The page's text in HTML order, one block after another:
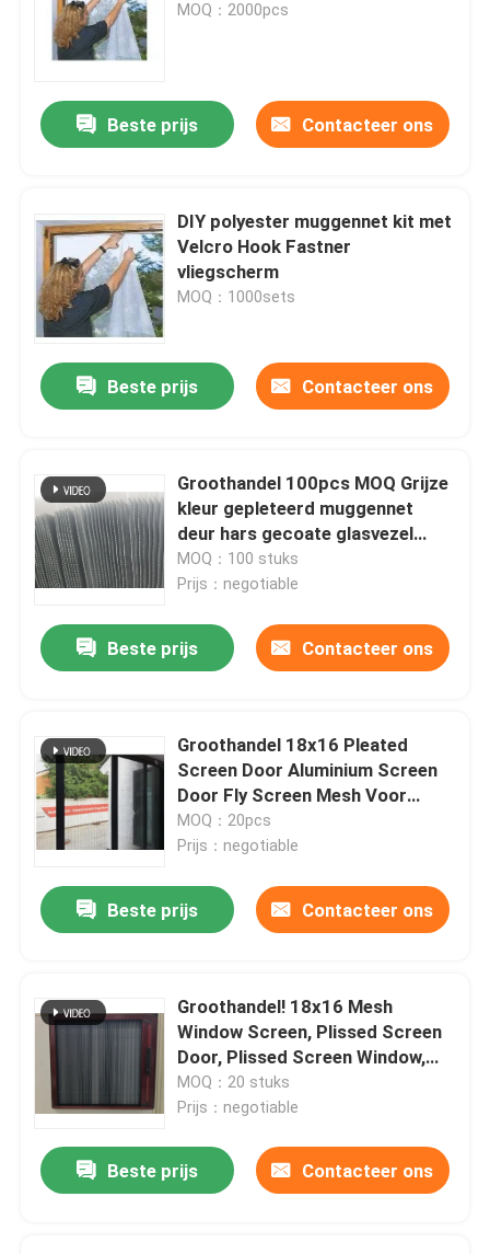
Russian website
Magnetisch gaasdeurengordijn
PE Netto Schaduw
Netto landbouwinsect
PE Geteerd zeildoek
Kunststof gaas
nylon kabelband
Magnetisch plastic deurgordijn
velcrohaak en lijn
Polypropyleengrondbedekking
MOQ：2000pcs
Beste prijs Contacteer ons
DIY polyester muggennet kit met
Velcro Hook Fastner
vliegscherm
MOQ：1000sets
Beste prijs Contacteer ons
Groothandel 100pcs MOQ Grijze
kleur gepleteerd muggennet
deur hars gecoate glasvezel
venster mesh scherm 0.26mm
MOQ：100 stuks
Prijs：negotiable
Beste prijs Contacteer ons
Groothandel 18x16 Pleated
Screen Door Aluminium Screen
Door Fly Screen Mesh Voor
optimale luchtdoorlaatbaarheid
MOQ：20pcs
Prijs：negotiable
Beste prijs Contacteer ons
Groothandel! 18x16 Mesh
Window Screen, Plissed Screen
Door, Plissed Screen Window,
Flies Screen, Mosquito net
MOQ：20 stuks
Prijs：negotiable
Beste prijs Contacteer ons